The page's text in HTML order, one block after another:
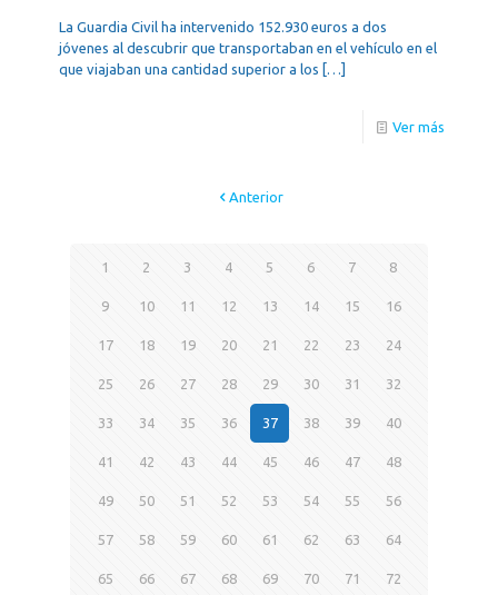
La Guardia Civil ha intervenido 152.930 euros a dos
jóvenes al descubrir que transportaban en el vehículo en el
que viajaban una cantidad superior a los […]
Ver más
Anterior
1 2 3 4 5 6 7 8
9 10 11 12 13 14 15 16
17 18 19 20 21 22 23 24
25 26 27 28 29 30 31 32
33 34 35 36 37 38 39 40
41 42 43 44 45 46 47 48
49 50 51 52 53 54 55 56
57 58 59 60 61 62 63 64
65 66 67 68 69 70 71 72